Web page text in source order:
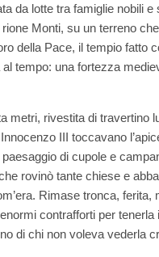
da lotte tra famiglie nobili
rione Monti, su un terreno
della Pace, il tempio fatto
al tempo: una fortezza
metri, rivestita di
III toccavano
di cupole e
rovinò tante chiese e
Rimase tronca,
contrafforti per
di chi non voleva vederla